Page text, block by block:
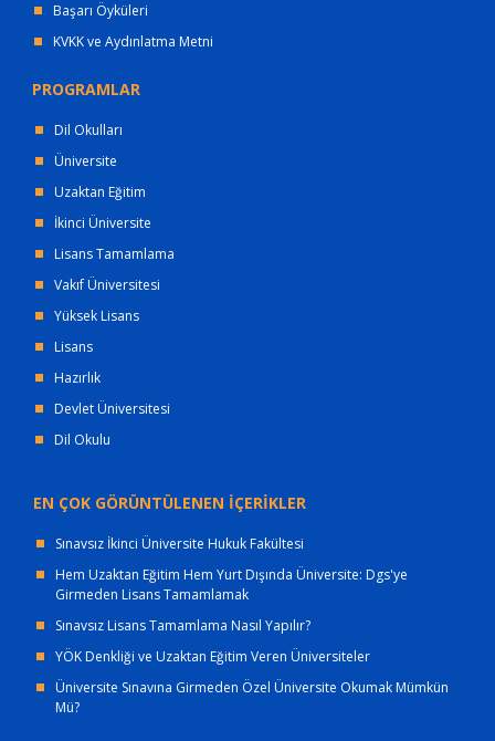
Başarı Öyküleri
KVKK ve Aydınlatma Metni
PROGRAMLAR
Dil Okulları
Üniversite
Uzaktan Eğitim
İkinci Üniversite
Lisans Tamamlama
Vakıf Üniversitesi
Yüksek Lisans
Lisans
Hazırlık
Devlet Üniversitesi
Dil Okulu
EN ÇOK GÖRÜNTÜLENEN İÇERİKLER
Sınavsız İkinci Üniversite Hukuk Fakültesi
Hem Uzaktan Eğitim Hem Yurt Dışında Üniversite: Dgs'ye
Girmeden Lisans Tamamlamak
Sınavsız Lisans Tamamlama Nasıl Yapılır?
YÖK Denkliği ve Uzaktan Eğitim Veren Üniversiteler
Üniversite Sınavına Girmeden Özel Üniversite Okumak Mümkün
Mü?